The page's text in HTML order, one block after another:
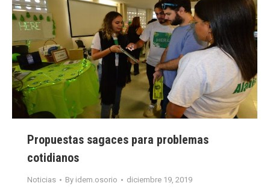
Propuestas sagaces para problemas
cotidianos
Noticias By idem.osorio diciembre 19, 2019